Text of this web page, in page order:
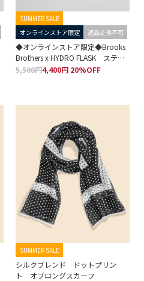
SUMMER SALE
オンラインストア限定
返品交換不可
◆オンラインストア限定◆Brooks
Brothers x HYDRO FLASK ステン
レス コーヒーマグ 12oz
5,500円4,400円 20%OFF
SUMMER SALE
シルクブレンド ドットプリン
ト オブロングスカーフ